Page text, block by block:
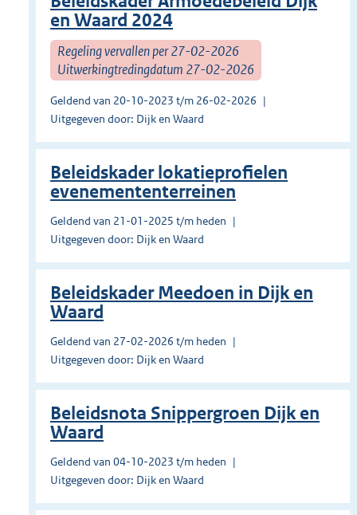
en Waard 2024
Regeling vervallen per 27-02-2026
Uitwerkingtredingdatum 27-02-2026
Geldend van 20-10-2023 t/m 26-02-2026
Uitgegeven door: Dijk en Waard
Beleidskader lokatieprofielen
evenemententerreinen
Geldend van 21-01-2025 t/m heden
Uitgegeven door: Dijk en Waard
Beleidskader Meedoen in Dijk en
Waard
Geldend van 27-02-2026 t/m heden
Uitgegeven door: Dijk en Waard
Beleidsnota Snippergroen Dijk en
Waard
Geldend van 04-10-2023 t/m heden
Uitgegeven door: Dijk en Waard